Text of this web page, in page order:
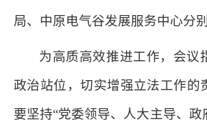
局、中原电气谷发展服务中心分别
为高质高效推进工作，会议
政治站位，切实增强立法工作的
要坚持“党委领导、人大主导、政